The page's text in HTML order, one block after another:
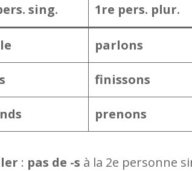
sing. 1re pers. plur.
parlons
finissons
prenons
: pas de -s à la 2e personne